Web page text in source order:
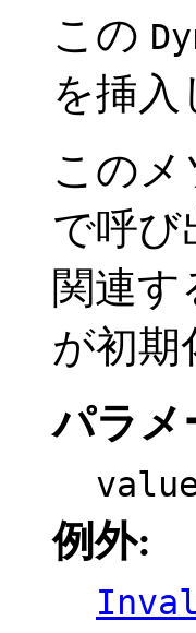
この
を挿入
この
で呼
関連
が初期
パラメ
例外: